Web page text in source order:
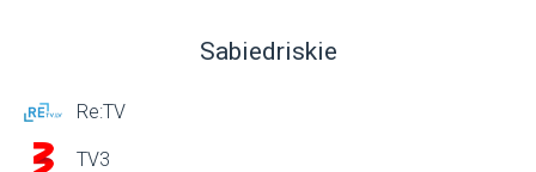
Sabiedriskie
Re:TV
TV3